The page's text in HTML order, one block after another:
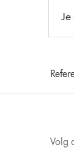
Volg